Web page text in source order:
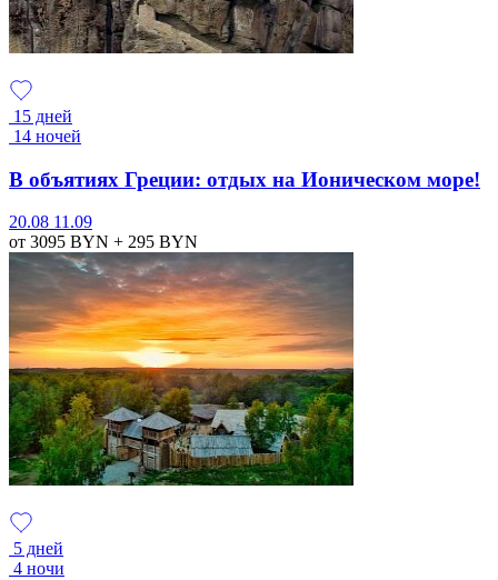
15 дней
14 ночей
В объятиях Греции: отдых на Ионическом море!
20.08 11.09
от 3095 BYN + 295 BYN
5 дней
4 ночи